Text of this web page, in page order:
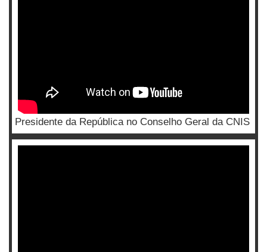
Presidente da República no Conselho Geral da CNIS